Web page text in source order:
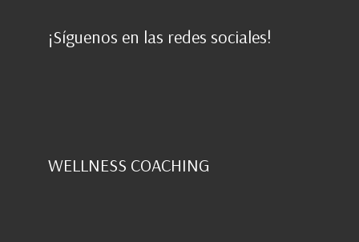
¡Síguenos en las redes sociales!
WELLNESS COACHING